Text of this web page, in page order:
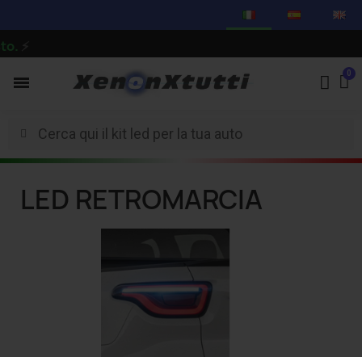
LED RETROMARCIA